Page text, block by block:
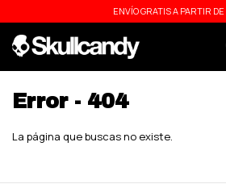
ENVÍO GRATIS A PARTIR
Error - 404
La página que buscas no existe.